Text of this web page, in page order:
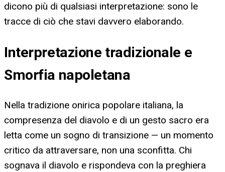
dicono più di qualsiasi interpretazione: sono le
tracce di ciò che stavi davvero elaborando.
Interpretazione tradizionale e
Smorfia napoletana
Nella tradizione onirica popolare italiana, la
compresenza del diavolo e di un gesto sacro era
letta come un sogno di transizione — un momento
critico da attraversare, non una sconfitta. Chi
sognava il diavolo e rispondeva con la preghiera